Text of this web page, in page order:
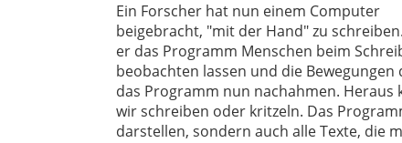
Ein Forscher hat nun einem Computer
beigebracht, "mit der Hand" zu
er das Programm Menschen beim
beobachten lassen und die Bewegungen
das Programm nun nachahmen. Heraus
wir schreiben oder kritzeln. Das
darstellen, sondern auch alle Texte, die